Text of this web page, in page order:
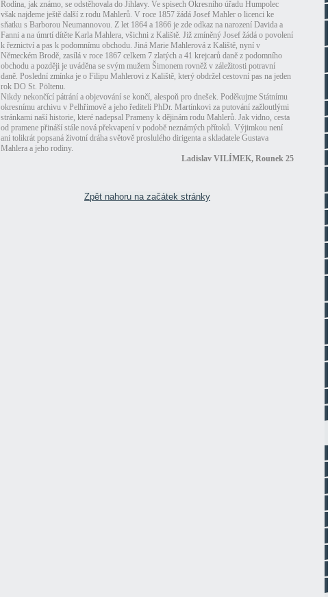
Rodina, jak známo, se odstěhovala do Jihlavy. Ve spisech Okresního úřadu Humpolec
však najdeme ještě další z rodu Mahlerů. V roce 1857 žádá Josef Mahler o licenci ke
sňatku s Barborou Neumannovou. Z let 1864 a 1866 je zde odkaz na narození Davida a
Fanni a na úmrtí dítěte Karla Mahlera, všichni z Kaliště. Již zmíněný Josef žádá o povolení
k řeznictví a pas k podomnímu obchodu. Jiná Marie Mahlerová z Kaliště, nyní v
Německém Brodě, zasílá v roce 1867 celkem 7 zlatých a 41 krejcarů daně z podomního
obchodu a později je uváděna se svým mužem Šimonem rovněž v záležitosti potravní
daně. Poslední zmínka je o Filipu Mahlerovi z Kaliště, který obdržel cestovní pas na jeden
rok DO St. Pöltenu.
Nikdy nekončící pátrání a objevování se končí, alespoň pro dnešek. Poděkujme Státnímu
okresnímu archivu v Pelhřimově a jeho řediteli PhDr. Martínkovi za putování zažloutlými
stránkami naší historie, které nadepsal Prameny k dějinám rodu Mahlerů. Jak vidno, cesta
od pramene přináší stále nová překvapení v podobě neznámých přítoků. Výjimkou není
ani tolikrát popsaná životní dráha světově proslulého dirigenta a skladatele Gustava
Mahlera a jeho rodiny.
Ladislav VILÍMEK, Rounek 25
Zpět nahoru na začátek stránky